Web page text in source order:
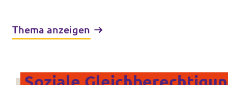
Thema anzeigen